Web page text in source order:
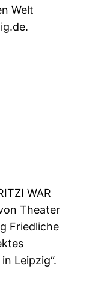
Welt
WAR
Theater
Friedliche
Leipzig“.